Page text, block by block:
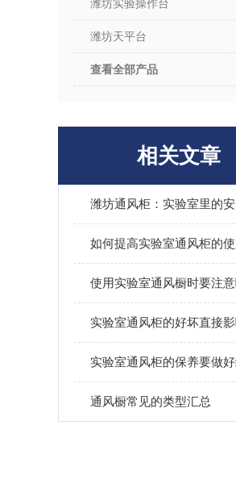
潍坊实验操作台
潍坊天平台
查看全部产品
相关文章
潍坊通风柜：实验室里的
实验室通风柜的保养要做
通风橱常见的类型汇总